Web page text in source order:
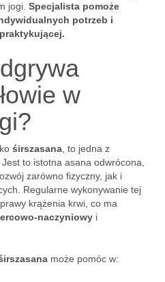
jogi. Specjalista pomoże
potrzeb i
w
śirszasana , to jedna z
to istotna asana odwrócona,
zarówno fizyczny, jak i
Regularne wykonywanie tej
krążenia krwi, co ma
naczyniowy i
może pomóc w: